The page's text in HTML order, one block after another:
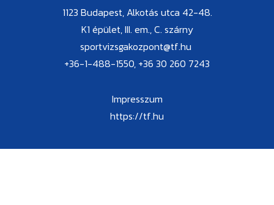
1123 Budapest, Alkotás utca 42-48.
K1 épület, III. em., C. szárny
sportvizsgakozpont@tf.hu
+36-1-488-1550, +36 30 260 7243
Impresszum
https://tf.hu